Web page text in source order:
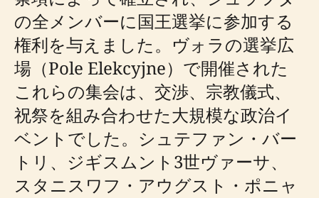
の全メンバーに国王選挙に参加する
権利を与えました。ヴォラの選挙広
場（Pole Elekcyjne）で開催された
これらの集会は、交渉、宗教儀式、
祝祭を組み合わせた大規模な政治イ
ベントでした。シュテファン・バー
トリ、ジギスムント3世ヴァーサ、
スタニスワフ・アウグスト・ポニャ